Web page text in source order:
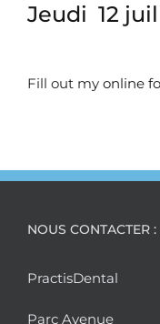
Jeudi 12
Fill out my online
NOUS CONTACTER :
PractisDental
Parc Avenue